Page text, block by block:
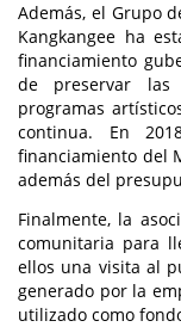
Además, el Grupo
Kangkangee ha
financiamiento
de preservar
programas
continua. En
financiamiento del
además del
Finalmente, la
comunitaria para
ellos una visita al
generado por la
utilizado como